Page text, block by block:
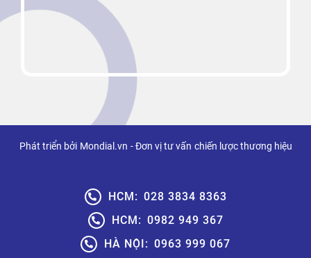
HCM: 028 3834 8363
HCM: 0982 949 367
HÀ NỘI: 0963 999 067
Phát triển bởi Mondial.vn - Đơn vị tư vấn chiến lược thương hiệu